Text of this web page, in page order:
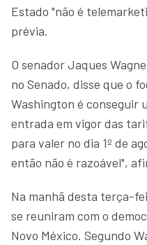
Estado "não é
prévia.
O senador Jaques
no Senado, disse que o
Washington é conseguir
entrada em vigor das
para valer no dia 1º de
então não é razoável",
Na manhã desta terça-
se reuniram com o
Novo México. Segundo